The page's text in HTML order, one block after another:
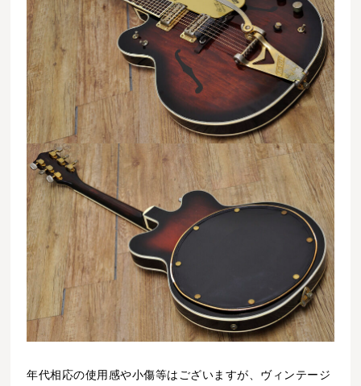
年代相応の使用感や小傷等はございますが、ヴィンテージ